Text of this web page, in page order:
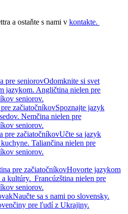
a ostaňte s nami v kontakte.
pre seniorovOdomknite si svet
jazykom. Angličtina nielen pre
seniorov.
začiatočníkovSpoznajte jazyk
Nemčina nielen pre
seniorov.
pre začiatočníkovUčte sa jazyk
Taliančina nielen pre
seniorov.
pre začiatočníkovHovorte jazykom
a kultúry. Francúzština nielen pre
seniorov.
Naučte sa s nami po slovensky.
pre ľudí z Ukrajiny.